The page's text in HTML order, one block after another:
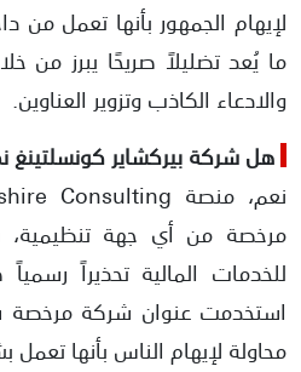
لإيهام الجمهور بأنها تعمل من
ما يُعد تضليلاً صريحًا يبرز من
والادعاء الكاذب وتزوير العناوين.
هل شركة بيركشاير كونسلتينغ
مرخصة من أي جهة
للخدمات المالية تحذيراً
استخدمت عنوان شركة مرخصة
محاولة لإيهام الناس بأنها